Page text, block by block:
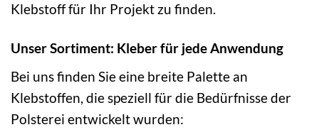
Klebstoff für Ihr Projekt zu finden.
Unser Sortiment: Kleber für jede Anwendung
Bei uns finden Sie eine breite Palette an
Klebstoffen, die speziell für die Bedürfnisse der
Polsterei entwickelt wurden: